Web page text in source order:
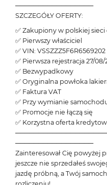
─────────────────
SZCZEGÓŁY OFERTY:
✅ Zakupiony w polskiej
✅ Pierwszy właściciel
✅ VIN: VSSZZZ5F6R6569202
✅ Pierwsza rejestracja 27/08/
✅ Bezwypadkowy
✅ Oryginalna powłoka
✅ Faktura VAT
✅ Przy wymianie
✅ Promocje nie łączą się
✅ Korzystna oferta
─────────────────
Zainteresował Cię powyżej
jeszcze nie sprzedałeś
jazdę próbną, a Twój